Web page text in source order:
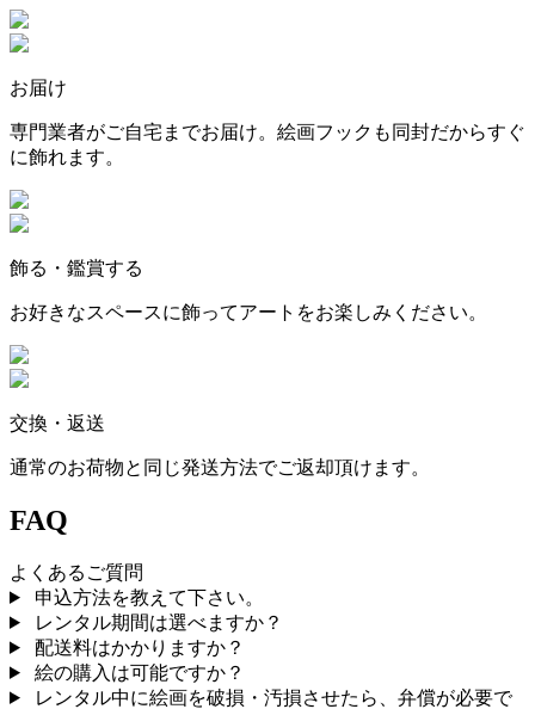
お届け
専門業者がご自宅までお届け。絵画フックも同封だからすぐ
に飾れます。
飾る・鑑賞する
お好きなスペースに飾ってアートをお楽しみください。
交換・返送
通常のお荷物と同じ発送方法でご返却頂けます。
FAQ
よくあるご質問
申込方法を教えて下さい。
レンタル期間は選べますか？
配送料はかかりますか？
絵の購入は可能ですか？
レンタル中に絵画を破損・汚損させたら、弁償が必要で